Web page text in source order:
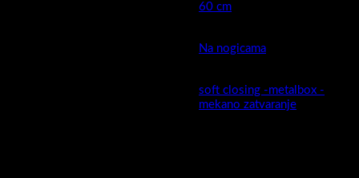
60 cm
Na nogicama
soft closing -metalbox -
mekano zatvaranje